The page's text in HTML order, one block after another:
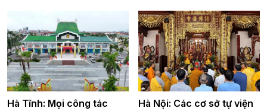
Hà Tĩnh: Mọi công tác
Hà Nội: Các cơ sở tự viện